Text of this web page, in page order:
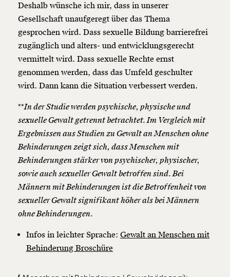
Deshalb wünsche ich mir, dass in unserer
Gesellschaft unaufgeregt über das Thema
gesprochen wird. Dass sexuelle Bildung barrierefrei
zugänglich und alters- und entwicklungsgerecht
vermittelt wird. Dass sexuelle Rechte ernst
genommen werden, dass das Umfeld geschulter
wird. Dann kann die Situation verbessert werden.
**In der Studie werden psychische, physische und
sexuelle Gewalt getrennt betrachtet. Im Vergleich mit
Ergebnissen aus Studien zu Gewalt an Menschen ohne
Behinderungen zeigt sich, dass Menschen mit
Behinderungen stärker von psychischer, physischer,
sowie auch sexueller Gewalt betroffen sind. Bei
Männern mit Behinderungen ist die Betroffenheit von
sexueller Gewalt signifikant höher als bei Männern
ohne Behinderungen.
Infos in leichter Sprache: Gewalt an Menschen mit
Behinderung Broschüre